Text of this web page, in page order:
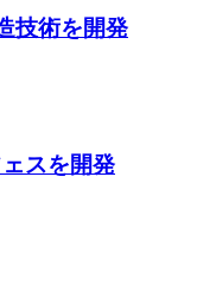
技術を開発
スを開発